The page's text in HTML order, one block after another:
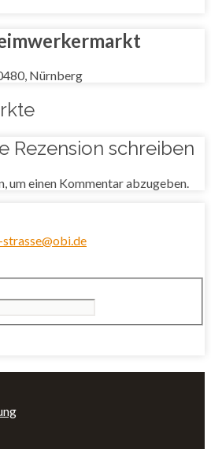
Nürnberg
Rezension schreiben
um einen Kommentar abzugeben.